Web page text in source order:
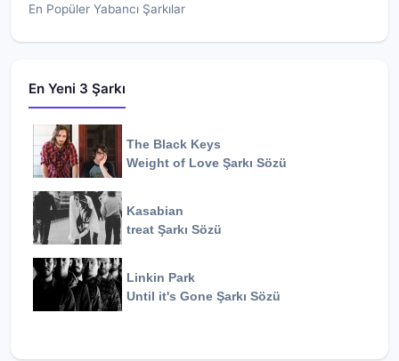
En Popüler Yabancı Şarkılar
En Yeni 3 Şarkı
The Black Keys
Weight of Love Şarkı Sözü
Kasabian
treat Şarkı Sözü
Linkin Park
Until it's Gone Şarkı Sözü